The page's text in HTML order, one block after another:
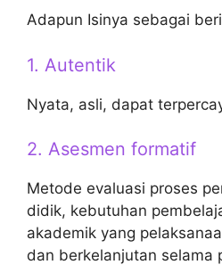
Adapun Isinya sebagai
1. Autentik
Nyata, asli, dapat
2. Asesmen formatif
Metode evaluasi proses
didik, kebutuhan
akademik yang
dan berkelanjutan selama